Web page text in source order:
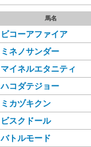
馬名
ビコーアファイア
ミネノサンダー
マイネルエタニティ
ハコダテジョー
ミカヅキクン
ビスクドール
バトルモード